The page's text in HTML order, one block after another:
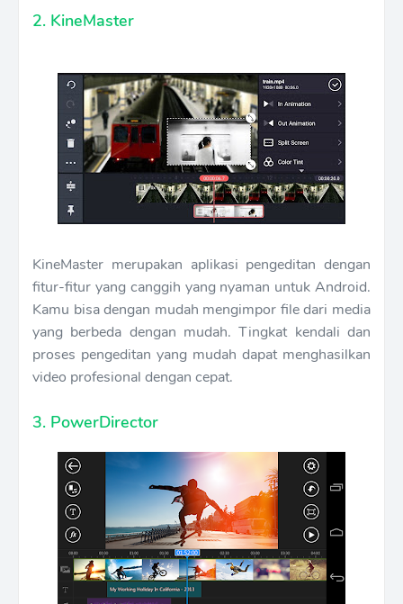
2. KineMaster
KineMaster merupakan aplikasi pengeditan dengan
fitur-fitur yang canggih yang nyaman untuk Android.
Kamu bisa dengan mudah mengimpor file dari media
yang berbeda dengan mudah. Tingkat kendali dan
proses pengeditan yang mudah dapat menghasilkan
video profesional dengan cepat.
3. PowerDirector